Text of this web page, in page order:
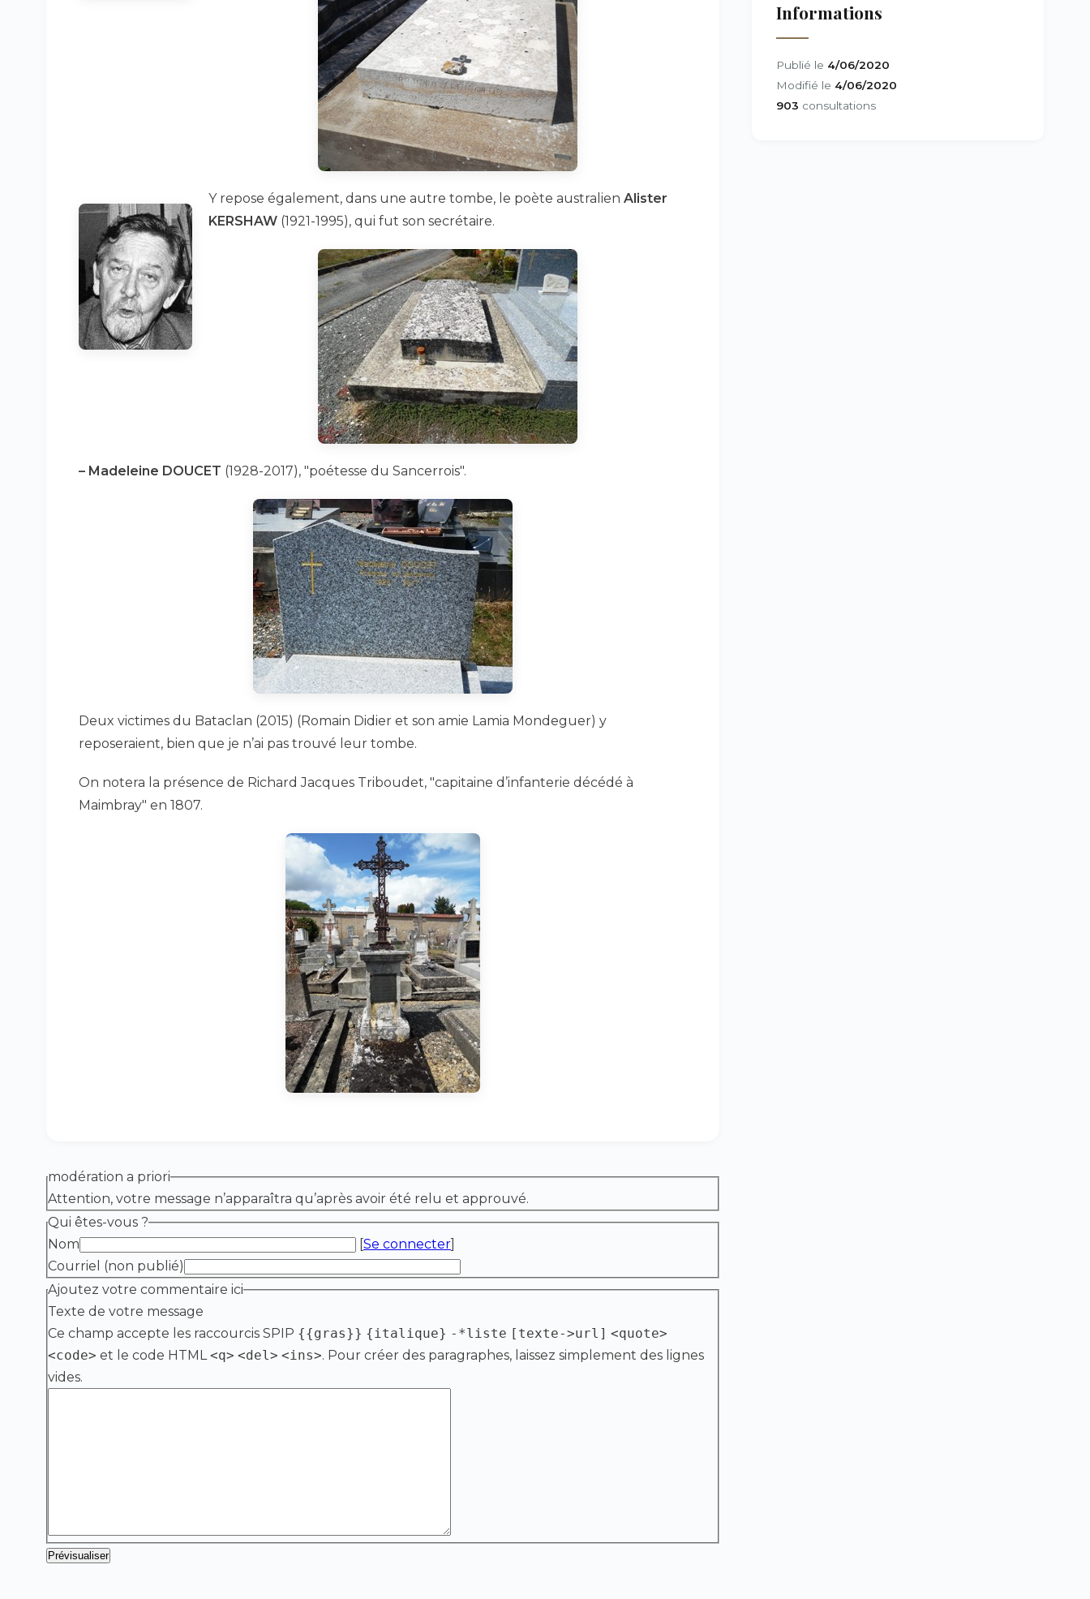
Y repose également, dans une autre tombe, le poète australien Alister
KERSHAW (1921-1995), qui fut son secrétaire.
– Madeleine DOUCET (1928-2017), "poétesse du Sancerrois".
Deux victimes du Bataclan (2015) (Romain Didier et son amie Lamia Mondeguer) y
reposeraient, bien que je n’ai pas trouvé leur tombe.
On notera la présence de Richard Jacques Triboudet, "capitaine d’infanterie décédé à
Maimbray" en 1807.
modération a priori
Attention, votre message n’apparaîtra qu’après avoir été relu et approuvé.
Qui êtes-vous ?
Nom
[Se connecter]
Courriel (non publié)
Ajoutez votre commentaire ici
Texte de votre message
Ce champ accepte les raccourcis SPIP {{gras}} {italique} -*liste [texte->url] <quote>
<code> et le code HTML<q> <del> <ins>. Pour créer des paragraphes, laissez simplement des lignes
vides.
Informations
Publié le 4/06/2020
Modifié le 4/06/2020
903 consultations